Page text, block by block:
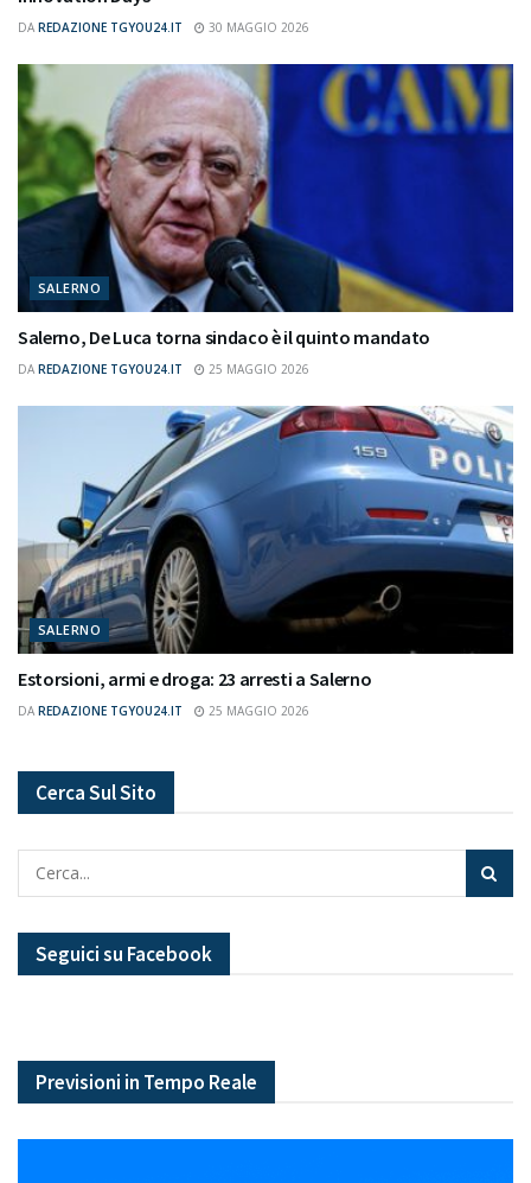
DA REDAZIONE TGYOU24.IT 30 MAGGIO 2026
SALERNO
Salerno, De Luca torna sindaco è il quinto mandato
DA REDAZIONE TGYOU24.IT 25 MAGGIO 2026
SALERNO
Estorsioni, armi e droga: 23 arresti a Salerno
DA REDAZIONE TGYOU24.IT 25 MAGGIO 2026
Cerca Sul Sito
Seguici su Facebook
Previsioni in Tempo Reale